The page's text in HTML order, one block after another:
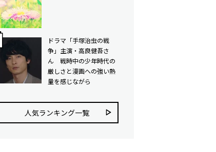
ドラマ「手塚治虫の戦
争」主演・高良健吾さ
ん 戦時中の少年時代の
厳しさと漫画への強い熱
量を感じながら
人気ランキング⼀覧